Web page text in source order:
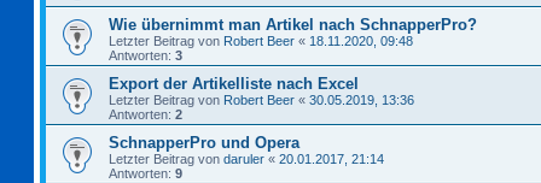
Wie übernimmt man Artikel nach SchnapperPro?
Letzter Beitrag von Robert Beer « 18.11.2020, 09:48
Antworten: 3
Export der Artikelliste nach Excel
Letzter Beitrag von Robert Beer « 30.05.2019, 13:36
Antworten: 2
SchnapperPro und Opera
Letzter Beitrag von daruler « 20.01.2017, 21:14
Antworten: 9